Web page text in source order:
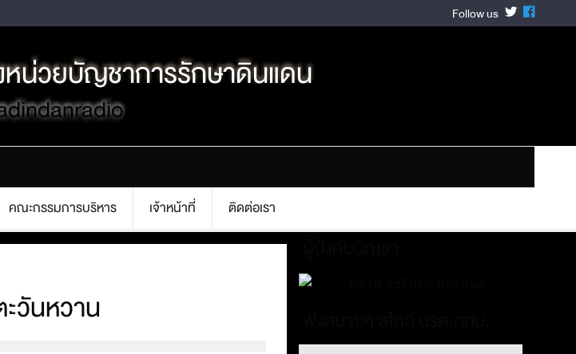
Follow us
หน่วยบัญชาการรักษาดินแดน
คณะกรรมการบริหาร เจ้าหน้าที่ ติดต่อเรา
วันหวาน